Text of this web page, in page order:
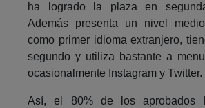
ha logrado la plaza en
Además presenta un nivel
como primer idioma extranjero,
segundo y utiliza bastante a
ocasionalmente Instagram y Twitter.
Así, el 80% de los aprobados